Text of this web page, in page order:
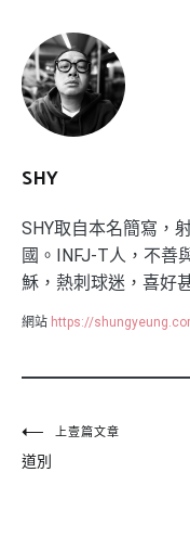
SHY
SHY取自本名簡寫，
國。INFJ-T人，不善
穌，熱刺球迷，喜好
網站 https://
文
章
上壹篇文章
道別